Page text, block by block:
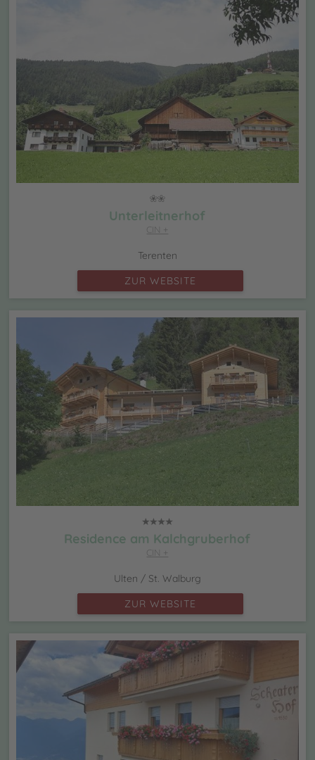
Unterleitnerhof
CIN +
Terenten
ZUR WEBSITE
Residence am Kalchgruberhof
CIN +
Ulten / St. Walburg
ZUR WEBSITE